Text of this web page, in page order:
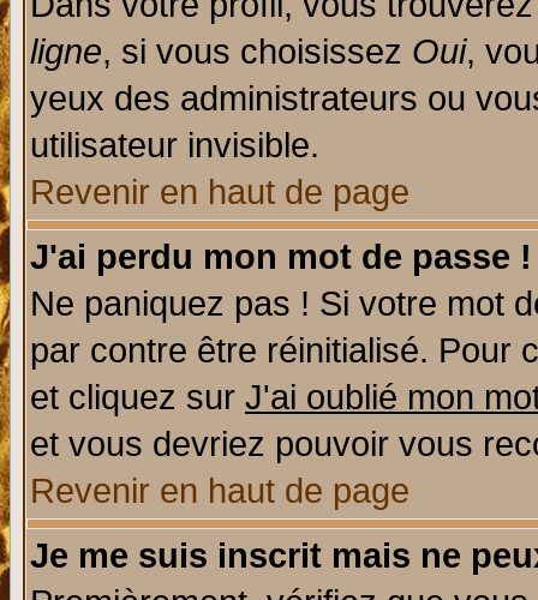
ligne, si vous choisissez Oui,
yeux des administrateurs ou
utilisateur invisible.
Revenir en haut de page
J'ai perdu mon mot de passe !
Ne paniquez pas ! Si votre mot
par contre être réinitialisé. Pour
et cliquez sur J'ai oublié mon
et vous devriez pouvoir vous
Revenir en haut de page
Je me suis inscrit mais ne